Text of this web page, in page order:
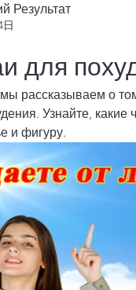
Результат
日
для
рассказываем о
Узнайте,
и фигуру.